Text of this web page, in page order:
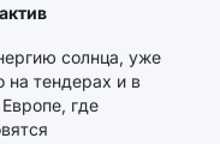
солнца, уже
на тендерах и в
где